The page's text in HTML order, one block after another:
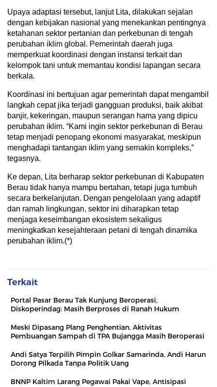
Upaya adaptasi tersebut, lanjut Lita, dilakukan sejalan
dengan kebijakan nasional yang menekankan pentingnya
ketahanan sektor pertanian dan perkebunan di tengah
perubahan iklim global. Pemerintah daerah juga
memperkuat koordinasi dengan instansi terkait dan
kelompok tani untuk memantau kondisi lapangan secara
berkala.
Koordinasi ini bertujuan agar pemerintah dapat mengambil
langkah cepat jika terjadi gangguan produksi, baik akibat
banjir, kekeringan, maupun serangan hama yang dipicu
perubahan iklim. “Kami ingin sektor perkebunan di Berau
tetap menjadi penopang ekonomi masyarakat, meskipun
menghadapi tantangan iklim yang semakin kompleks,”
tegasnya.
Ke depan, Lita berharap sektor perkebunan di Kabupaten
Berau tidak hanya mampu bertahan, tetapi juga tumbuh
secara berkelanjutan. Dengan pengelolaan yang adaptif
dan ramah lingkungan, sektor ini diharapkan tetap
menjaga keseimbangan ekosistem sekaligus
meningkatkan kesejahteraan petani di tengah dinamika
perubahan iklim.(*)
Terkait
Portal Pasar Berau Tak Kunjung Beroperasi,
Diskoperindag: Masih Berproses di Ranah Hukum
Meski Dipasang Plang Penghentian, Aktivitas
Pembuangan Sampah di TPA Bujangga Masih Beroperasi
Andi Satya Terpilih Pimpin Golkar Samarinda, Andi Harun
Dorong Pilkada Tanpa Politik Uang
BNNP Kaltim Larang Pegawai Pakai Vape, Antisipasi